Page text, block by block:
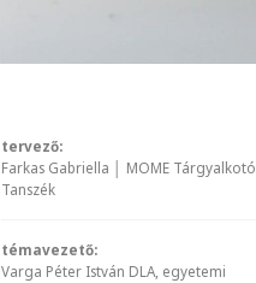
tervező:
Farkas Gabriella │ MOME Tárgyalkotó
Tanszék
témavezető:
Varga Péter István DLA, egyetemi